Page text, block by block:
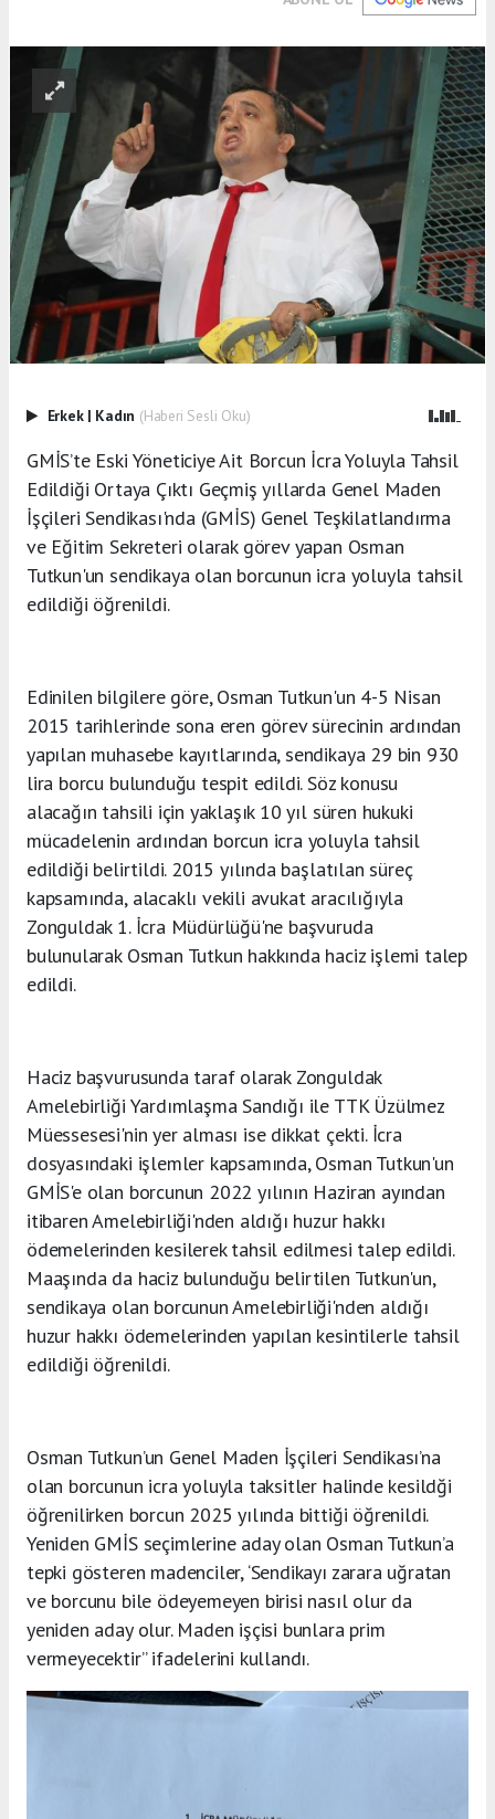
Erkek | Kadın (Haberi Sesli Oku)
GMİS’te Eski Yöneticiye Ait Borcun İcra Yoluyla Tahsil
Edildiği Ortaya Çıktı Geçmiş yıllarda Genel Maden
İşçileri Sendikası'nda (GMİS) Genel Teşkilatlandırma
ve Eğitim Sekreteri olarak görev yapan Osman
Tutkun'un sendikaya olan borcunun icra yoluyla tahsil
edildiği öğrenildi.
Edinilen bilgilere göre, Osman Tutkun'un 4-5 Nisan
2015 tarihlerinde sona eren görev sürecinin ardından
yapılan muhasebe kayıtlarında, sendikaya 29 bin 930
lira borcu bulunduğu tespit edildi. Söz konusu
alacağın tahsili için yaklaşık 10 yıl süren hukuki
mücadelenin ardından borcun icra yoluyla tahsil
edildiği belirtildi. 2015 yılında başlatılan süreç
kapsamında, alacaklı vekili avukat aracılığıyla
Zonguldak 1. İcra Müdürlüğü'ne başvuruda
bulunularak Osman Tutkun hakkında haciz işlemi talep
edildi.
Haciz başvurusunda taraf olarak Zonguldak
Amelebirliği Yardımlaşma Sandığı ile TTK Üzülmez
Müessesesi'nin yer alması ise dikkat çekti. İcra
dosyasındaki işlemler kapsamında, Osman Tutkun'un
GMİS'e olan borcunun 2022 yılının Haziran ayından
itibaren Amelebirliği'nden aldığı huzur hakkı
ödemelerinden kesilerek tahsil edilmesi talep edildi.
Maaşında da haciz bulunduğu belirtilen Tutkun'un,
sendikaya olan borcunun Amelebirliği'nden aldığı
huzur hakkı ödemelerinden yapılan kesintilerle tahsil
edildiği öğrenildi.
Osman Tutkun’un Genel Maden İşçileri Sendikası’na
olan borcunun icra yoluyla taksitler halinde kesildği
öğrenilirken borcun 2025 yılında bittiği öğrenildi.
Yeniden GMİS seçimlerine aday olan Osman Tutkun’a
tepki gösteren madenciler, ‘Sendikayı zarara uğratan
ve borcunu bile ödeyemeyen birisi nasıl olur da
yeniden aday olur. Maden işçisi bunlara prim
vermeyecektir” ifadelerini kullandı.